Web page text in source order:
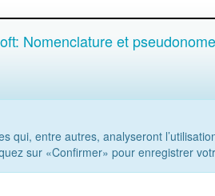
Nomenclature et
qui, entre autres, analyseront
sur «Confirmer» pour enregistrer